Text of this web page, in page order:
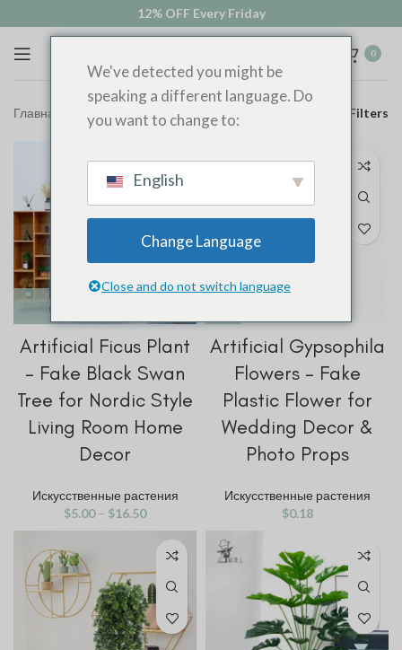
0
Главная Искусственные растения Filters
Artificial Ficus Plant
– Fake Black Swan
Tree for Nordic Style
Living Room Home
Decor
Искусственные растения
$5.00 – $16.50
Artificial Gypsophila
Flowers – Fake
Plastic Flower for
Wedding Decor &
Photo Props
Искусственные растения
$0.18
12% OFF Every Friday
We've detected you might be
speaking a different language. Do
you want to change to:
English
Change Language
Close and do not switch language